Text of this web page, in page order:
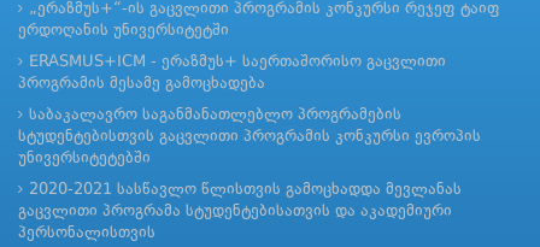
„ერაზმუს+“-ის გაცვლითი პროგრამის კონკურსი რეჯეფ ტაიფ
ერდოღანის უნივერსიტეტში
ERASMUS+ICM - ერაზმუს+ საერთაშორისო გაცვლითი
პროგრამის მესამე გამოცხადება
საბაკალავრო საგანმანათლებლო პროგრამების
სტუდენტებისთვის გაცვლითი პროგრამის კონკურსი ევროპის
უნივერსიტეტებში
2020-2021 სასწავლო წლისთვის გამოცხადდა მევლანას
გაცვლითი პროგრამა სტუდენტებისათვის და აკადემიური
პერსონალისთვის